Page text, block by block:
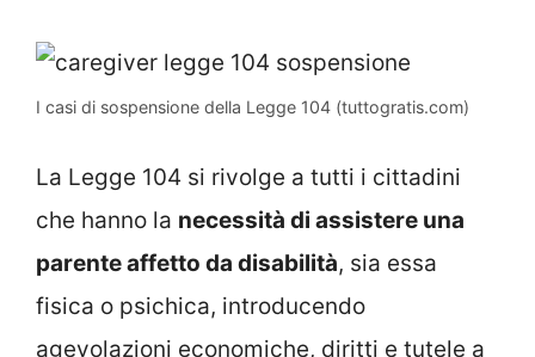
I casi di sospensione della Legge 104 (tuttogratis.com)
La Legge 104 si rivolge a tutti i cittadini
che hanno la necessità di assistere una
parente affetto da disabilità, sia essa
fisica o psichica, introducendo
agevolazioni economiche, diritti e tutele a